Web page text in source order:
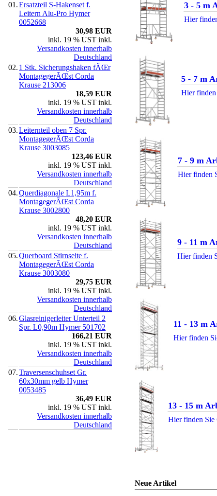
01.Ersatzteil S-Hakenset f.
Leitern Alu-Pro Hymer
0052668
30,98 EUR
inkl. 19 % UST inkl.
Versandkosten innerhalb
Deutschland
02. 1 Stk. Sicherungshaken fÃŒr
MontagegerÃŒst Corda
Krause 213006
18,59 EUR
inkl. 19 % UST inkl.
Versandkosten innerhalb
Deutschland
03.Leiternteil oben 7 Spr.
MontagegerÃŒst Corda
Krause 3003085
123,46 EUR
inkl. 19 % UST inkl.
Versandkosten innerhalb
Deutschland
04.Querdiagonale L1,95m f.
MontagegerÃŒst Corda
Krause 3002800
48,20 EUR
inkl. 19 % UST inkl.
Versandkosten innerhalb
Deutschland
05.Querboard Stirnseite f.
MontagegerÃŒst Corda
Krause 3003080
29,75 EUR
inkl. 19 % UST inkl.
Versandkosten innerhalb
Deutschland
06.Glasreinigerleiter Unterteil 2
Spr. L0,90m Hymer 501702
166,21 EUR
inkl. 19 % UST inkl.
Versandkosten innerhalb
Deutschland
07.Traversenschuhset Gr.
60x30mm gelb Hymer
0053485
36,49 EUR
inkl. 19 % UST inkl.
Versandkosten innerhalb
Deutschland
3 - 5 m
Hier
5 - 7 m
Hier finden
7 - 9 m
Hier finden
9 - 11 m
Hier finden
11 - 13 m
Hier finden
13 - 15 m
Hier finden Sie
Neue Artikel